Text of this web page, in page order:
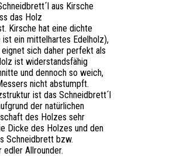
aus Kirsche
das Holz
Kirsche hat eine dichte
ein mittelhartes Edelholz),
sich daher perfekt als
ist widerstandsfähig
und dennoch so weich,
nicht abstumpft.
ist das Schneidbrett´l
der natürlichen
des Holzes sehr
Dicke des Holzes und den
Schneidbrett bzw.
Allrounder.